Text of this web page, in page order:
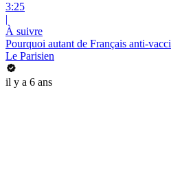
3:25
|
À suivre
Pourquoi autant de Français anti-
Le Parisien
il y a 6 ans